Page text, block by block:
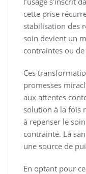
cette prise
stabilisation des
soin devient un
contraintes ou
Ces
promesses
aux attentes
solution à la fois
à repenser le
contrainte. La
une source de
En optant pour